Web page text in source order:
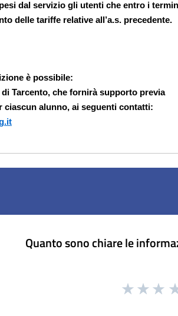
dal servizio gli utenti che entro i
delle tariffe relative all’a.s. precedente.
è possibile:
Tarcento, che fornirà supporto previa
ciascun alunno, ai seguenti contatti:
Quanto sono chiare le